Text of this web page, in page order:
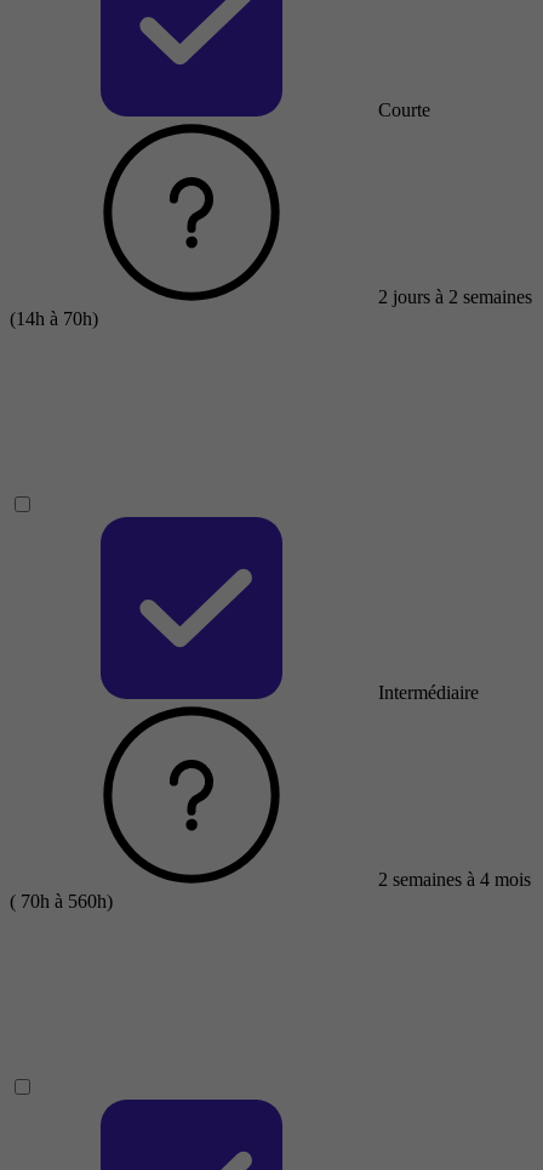
Courte
2 jours à 2 semaines
(14h à 70h)
Intermédiaire
2 semaines à 4 mois
( 70h à 560h)